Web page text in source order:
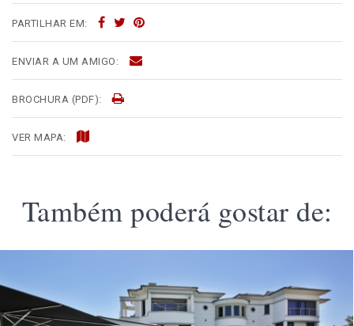
PARTILHAR EM:
ENVIAR A UM AMIGO:
BROCHURA (PDF):
VER MAPA:
Também poderá gostar de: